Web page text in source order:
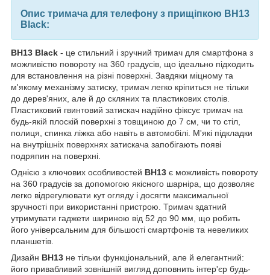
Опис тримача для телефону з прищіпкою BH13
Black:
BH13 Black - це стильний і зручний тримач для смартфона з
можливістю повороту на 360 градусів, що ідеально підходить
для встановлення на різні поверхні. Завдяки міцному та
м'якому механізму затиску, тримач легко кріпиться не тільки
до дерев'яних, але й до скляних та пластикових столів.
Пластиковий гвинтовий затискач надійно фіксує тримач на
будь-якій плоскій поверхні з товщиною до 7 см, чи то стіл,
полиця, спинка ліжка або навіть в автомобілі. М'які підкладки
на внутрішніх поверхнях затискача запобігають появі
подряпин на поверхні.
Однією з ключових особливостей BH13 є можливість повороту
на 360 градусів за допомогою якісного шарніра, що дозволяє
легко відрегулювати кут огляду і досягти максимальної
зручності при використанні пристрою. Тримач здатний
утримувати гаджети шириною від 52 до 90 мм, що робить
його універсальним для більшості смартфонів та невеликих
планшетів.
Дизайн BH13 не тільки функціональний, але й елегантний:
його привабливий зовнішній вигляд доповнить інтер'єр будь-